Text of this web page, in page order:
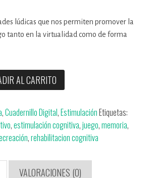
lúdicas que nos permiten promover la
tanto en la virtualidad como de forma
AL CARRITO
,Cuadernillo Digital,EstimulaciónEtiquetas:
,estimulación cognitiva,juego,memoria,
,rehabilitacion cognitiva
VALORACIONES (0)